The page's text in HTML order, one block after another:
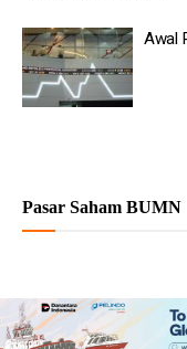
Awal
Pasar Saham BUMN